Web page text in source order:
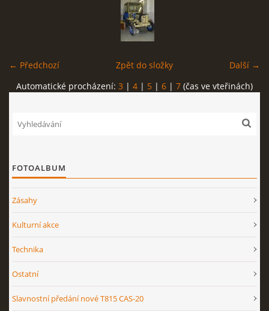
← Předchozí Další →
Zpět do složky
Automatické procházení: 3 | 4 | 5 | 6 | 7 (čas ve vteřinách)
FOTOALBUM
Zásahy
Kulturní akce
Technika
Ostatní
Slavnostní předání nové T815 CAS-20